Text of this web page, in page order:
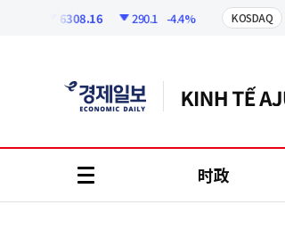
6308.16 290.1 -4.4% KOSDAQ
时政